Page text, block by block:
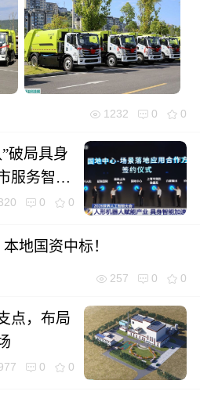
1232 0 0
破局具身
服务智能
0 0
地国资中标！
257 0 0
点，布局
0 0